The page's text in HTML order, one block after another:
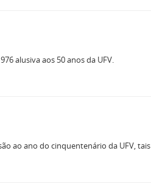
alusiva aos 50 anos da UFV.
ao ano do cinquentenário da UFV, tais